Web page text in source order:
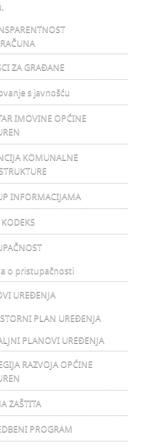
ZA GRAĐANE
s javnošću
IMOVINE OPĆINE
KOMUNALNE
INFORMACIJAMA
o pristupačnosti
UREĐENJA
PLAN UREĐENJA
PLANOVI UREĐENJA
RAZVOJA OPĆINE
ZAŠTITA
PROGRAM